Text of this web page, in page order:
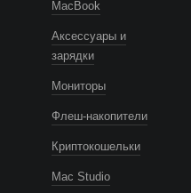
MacBook
Аксессуары и
зарядки
Мониторы
Флеш-накопители
Криптокошельки
Mac Studio